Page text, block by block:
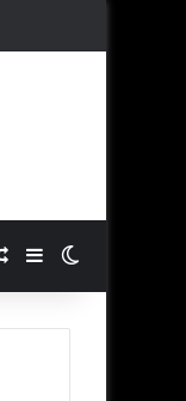
Publicación al azar
Barra lateral